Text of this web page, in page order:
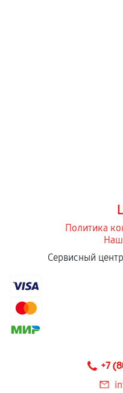
Политика
Сервисный
+7